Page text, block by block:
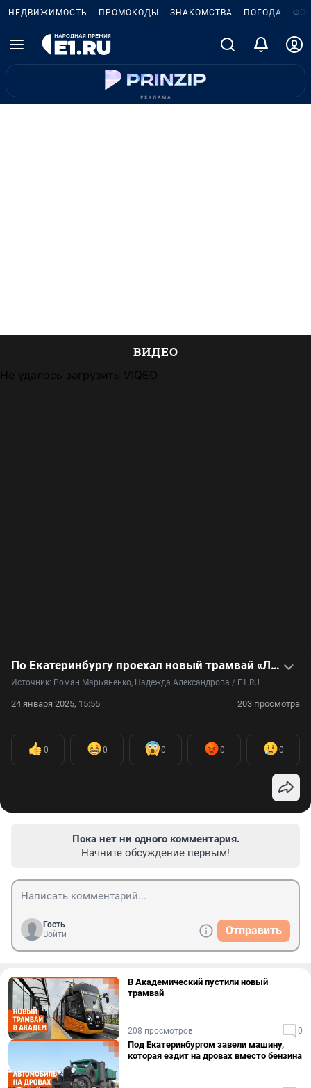
НЕДВИЖИМОСТЬ ПРОМОКОДЫ ЗНАКОМСТВА ПОГОДА
ВИДЕО
Не удалось загрузить VIQEO
По Екатеринбургу проехал новый трамвай «Львенок»
Источник: Роман Марьяненко, Надежда Александрова / E1.RU
24 января 2025, 15:55 203 просмотра
0 0 0 0 0
Пока нет ни одного комментария.
Начните обсуждение первым!
Гость
Войти
Отправить
В Академический пустили новый
трамвай
208 просмотров 0
Под Екатеринбургом завели машину,
которая ездит на дровах вместо бензина